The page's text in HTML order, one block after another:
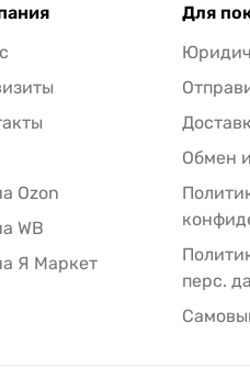
Ozon
WB
Я Маркет
Для
Обмен
перс.